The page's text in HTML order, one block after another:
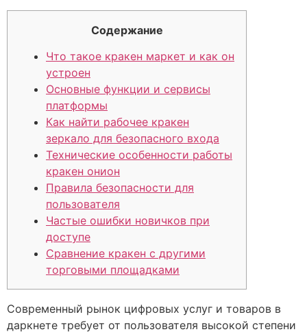
Содержание
Что такое кракен маркет и как он
устроен
Основные функции и сервисы
платформы
Как найти рабочее кракен
зеркало для безопасного входа
Технические особенности работы
кракен онион
Правила безопасности для
пользователя
Частые ошибки новичков при
доступе
Сравнение кракен с другими
торговыми площадками
Современный рынок цифровых услуг и товаров в
даркнете требует от пользователя высокой степени